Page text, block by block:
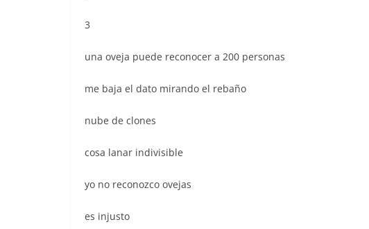
3
una oveja puede reconocer a 200 personas
me baja el dato mirando el rebaño
nube de clones
cosa lanar indivisible
yo no reconozco ovejas
es injusto